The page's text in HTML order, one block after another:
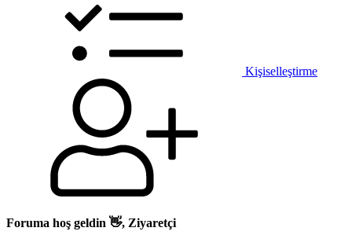
Kişiselleştirme
Foruma hoş geldin 👋, Ziyaretçi